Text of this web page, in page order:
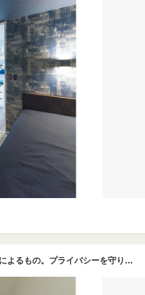
3階のトイレに設けた地窓は宮崎氏の提案によるもの。プライバシーを守りながら明るさを確保している。日中だけでなく夜間でも照明を付けずに使用できるほど明るいという